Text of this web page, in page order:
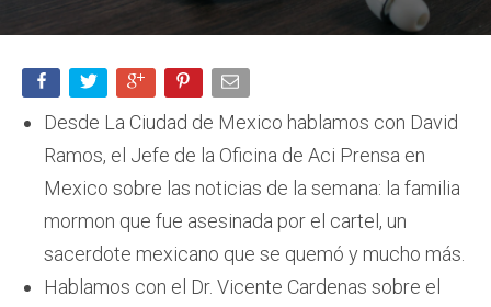
Desde La Ciudad de Mexico hablamos con David
Ramos, el Jefe de la Oficina de Aci Prensa en
Mexico sobre las noticias de la semana: la familia
mormon que fue asesinada por el cartel, un
sacerdote mexicano que se quemó y mucho más.
Hablamos con el Dr. Vicente Cardenas sobre el